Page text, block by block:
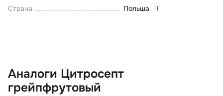
Страна
Польша i
Аналоги Цитросепт
грейпфрутовый